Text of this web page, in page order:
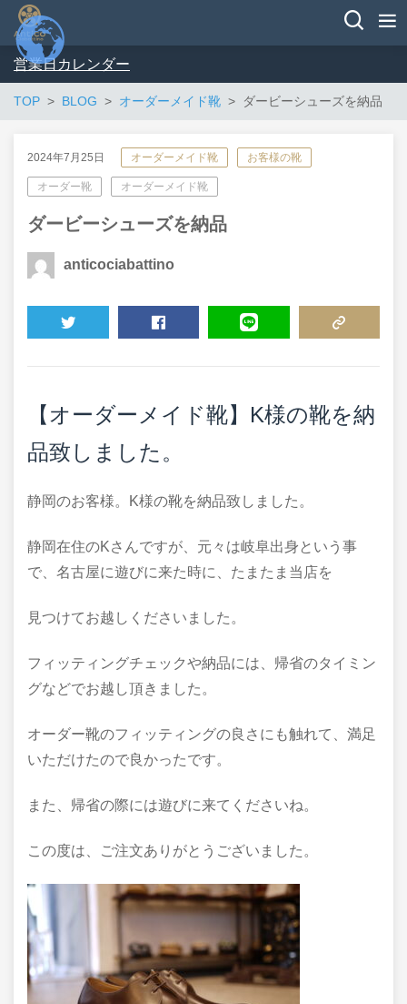
営業日カレンダー
TOP BLOG オーダーメイド靴 ダービーシューズを納品
2024年7月25日 オーダーメイド靴 お客様の靴
オーダー靴 オーダーメイド靴
ダービーシューズを納品
anticociabattino
【オーダーメイド靴】K様の靴を納
品致しました。
静岡のお客様。K様の靴を納品致しました。
静岡在住のKさんですが、元々は岐阜出身という事
で、名古屋に遊びに来た時に、たまたま当店を
見つけてお越しくださいました。
フィッティングチェックや納品には、帰省のタイミン
グなどでお越し頂きました。
オーダー靴のフィッティングの良さにも触れて、満足
いただけたので良かったです。
また、帰省の際には遊びに来てくださいね。
この度は、ご注文ありがとうございました。